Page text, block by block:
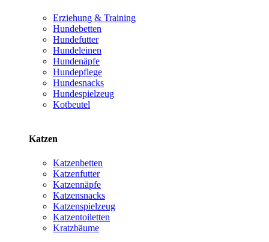
Erziehung & Training
Hundebetten
Hundefutter
Hundeleinen
Hundenäpfe
Hundepflege
Hundesnacks
Hundespielzeug
Kotbeutel
Katzen
Katzenbetten
Katzenfutter
Katzennäpfe
Katzensnacks
Katzenspielzeug
Katzentoiletten
Kratzbäume